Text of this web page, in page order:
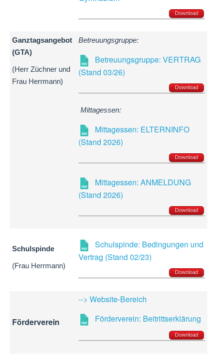
Download
Ganztagsangebot
(GTA)
(Herr Züchner und
Frau Herrmann)
Betreuungsgruppe:
Betreuungsgruppe: VERTRAG
(Stand 03/26)
Download
Mittagessen:
Mittagessen: ELTERNINFO
(Stand 2026)
Download
Mittagessen: ANMELDUNG
(Stand 2026)
Download
Schulspinde
(Frau Herrmann)
Schulspinde: Bedingungen und
Vertrag (Stand 02/23)
Download
Förderverein
--> Website-Bereich
Förderverein: Beitrittserklärung
Download